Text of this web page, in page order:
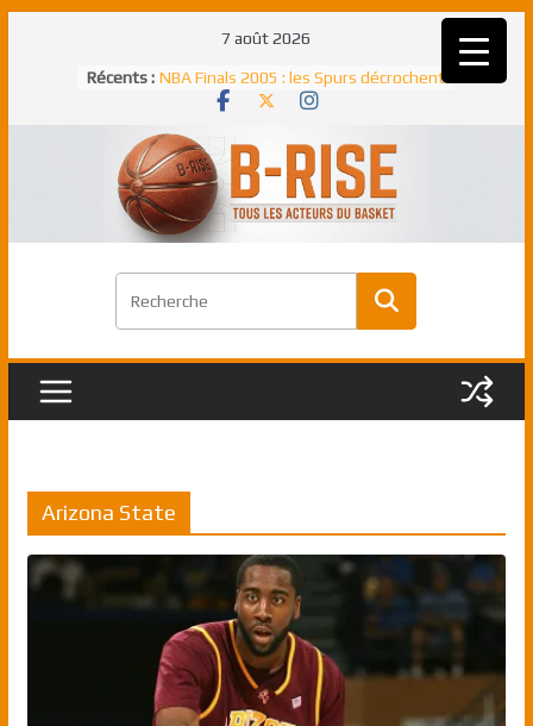
7 août 2026
Récents : NBA Finals 2005 : les Spurs décrochent
un troisième titre NBA, la rude bataille
NBA Finals 2021 : les Bucks et Giannis
Antetokounmpo triomphent, le Greek
Freek élu MVP
Shai Gilgeous-Alexander : son premier
match à plus de 40 points en NBA, le
Pau Gasol dans l’histoire en 2002 :
premier européen sacré Rookie de
Rudy Gobert, deuxième Français élu
Arizona State